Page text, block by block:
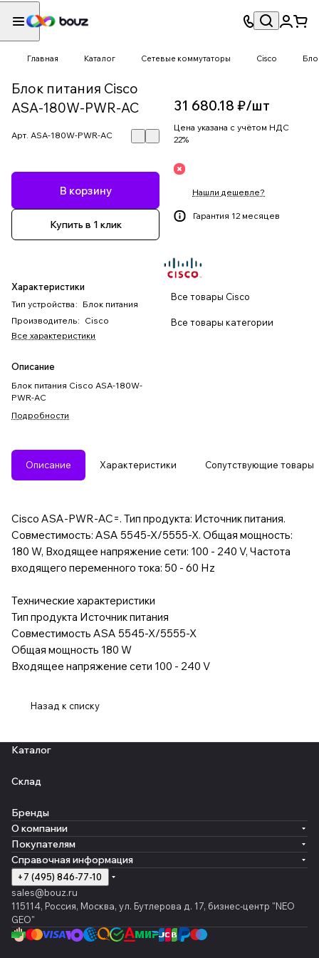
Главная Каталог Сетевые коммутаторы Cisco
Блок питания Cisco
ASA-180W-PWR-AC
Арт. ASA-180W-PWR-AC
В корзину
Купить в 1 клик
Характеристики
Тип устройства : Блок питания
Производитель: Cisco
Все характеристики
Описание
Блок питания Cisco ASA-180W-
PWR-AC
Подробности
31 680.18 ₽/шт
Цена указана с учётом НДС
22%
Нашли дешевле?
Гарантия 12 месяцев
Все товары Cisco
Все товары категории
Описание Характеристики Сопутствующие товары
Cisco ASA-PWR-AC=. Тип продукта: Источник питания.
Совместимость: ASA 5545-X/5555-X. Общая мощность:
180 W, Входящее напряжение сети: 100 - 240 V, Частота
входящего переменного тока: 50 - 60 Hz
Технические характеристики
Тип продукта Источник питания
Совместимость ASA 5545-X/5555-X
Общая мощность 180 W
Входящее напряжение сети 100 - 240 V
Назад к списку
Каталог
Склад
Бренды
О компании
Покупателям
Справочная информация
+7 (495) 846-77-10
sales@bouz.ru
115114, Россия, Москва, ул. Бутлерова д. 17, бизнес-центр "NEO
GEO"